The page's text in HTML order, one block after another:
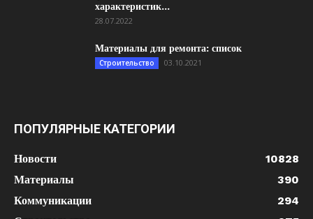
характеристик...
28.07.2022
Материалы для ремонта: список
Строительство 03.10.2021
ПОПУЛЯРНЫЕ КАТЕГОРИИ
Новости
10828
Материалы
390
Коммуникации
294